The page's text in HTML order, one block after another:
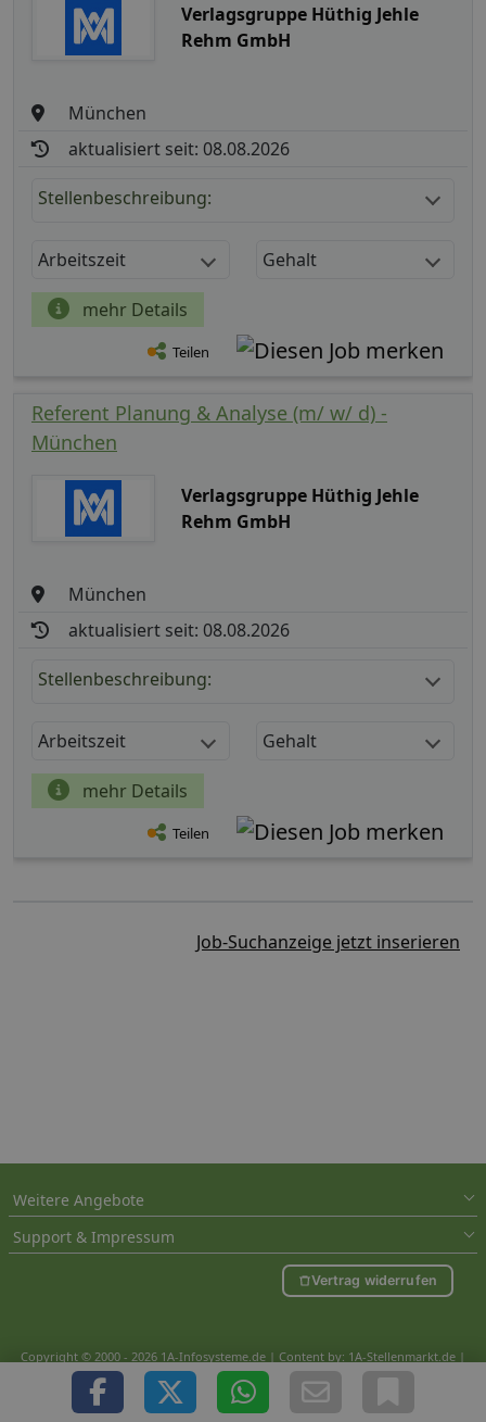
Verlagsgruppe Hüthig Jehle
Rehm GmbH
München
aktualisiert seit: 08.08.2026
Stellenbeschreibung:
Arbeitszeit Gehalt
mehr Details
Teilen
Referent Planung & Analyse (m/ w/ d) -
München
Verlagsgruppe Hüthig Jehle
Rehm GmbH
München
aktualisiert seit: 08.08.2026
Stellenbeschreibung:
Arbeitszeit Gehalt
mehr Details
Teilen
Job-Suchanzeige jetzt inserieren
Weitere Angebote
Support & Impressum
Vertrag widerrufen
Copyright © 2000 - 2026 1A-Infosysteme.de | Content by: 1A-Stellenmarkt.de |
08.08.2026| CFo: nur_Artikel|SEO_anpassung ( 0.615)